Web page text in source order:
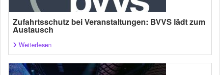
Zufahrtsschutz bei Veranstaltungen: BVVS lädt zum
Austausch
Weiterlesen